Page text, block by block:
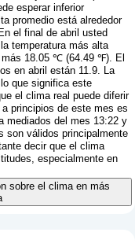
esperar inferior
promedio está alrededor
el final de abril usted
temperatura más alta
más 18.05 ℃ (64.49 ℉). El
en abril están 11.9. La
que significa este
el clima real puede diferir
principios de este mes es
mediados del mes 13:22 y
son válidos principalmente
decir que el clima
especialmente en
sobre el clima en más